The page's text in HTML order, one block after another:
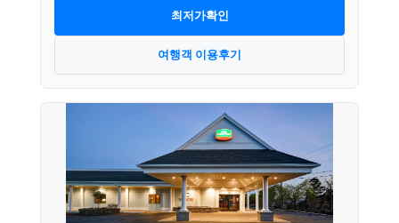
최저가확인
여행객 이용후기